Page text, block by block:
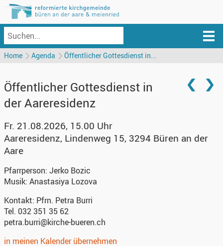
Home Agenda Öffentlicher Gottesdienst in...
Öffentlicher Gottesdienst in
der Aareresidenz
Fr. 21.08.2026, 15.00 Uhr
Aareresidenz, Lindenweg 15, 3294 Büren an der
Aare
Pfarrperson: Jerko Bozic
Musik: Anastasiya Lozova
Kontakt: Pfrn. Petra Burri
Tel. 032 351 35 62
petra.burri@kirche-bueren.ch
in meinen Kalender übernehmen